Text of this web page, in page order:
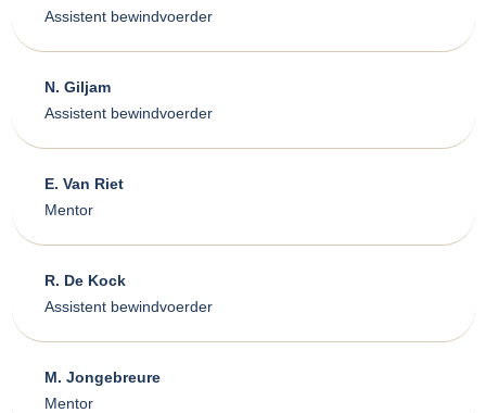
Assistent bewindvoerder
N. Giljam
Assistent bewindvoerder
E. Van Riet
Mentor
R. De Kock
Assistent bewindvoerder
M. Jongebreure
Mentor